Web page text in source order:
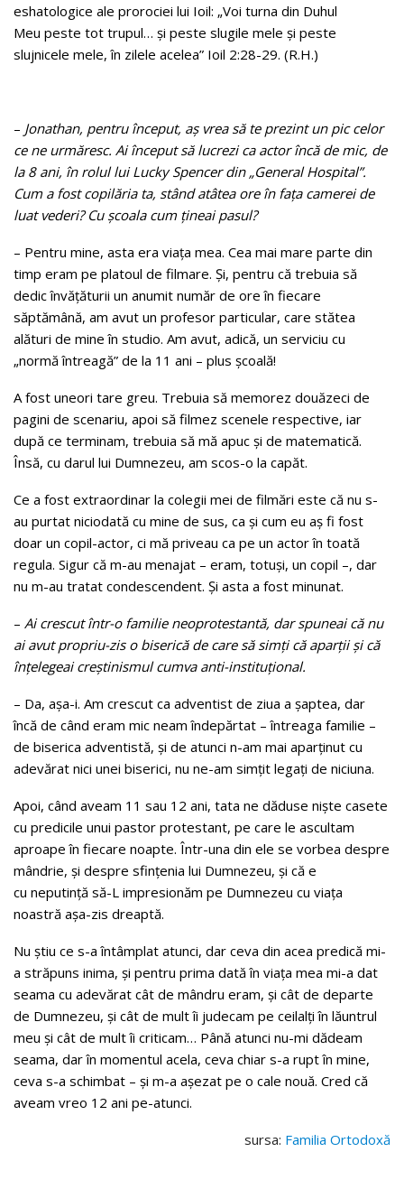
eshatologice ale prorociei lui Ioil: „Voi turna din Duhul
Meu peste tot trupul… şi peste slugile mele şi peste
slujnicele mele, în zilele acelea” Ioil 2:28-29. (R.H.)
– Jonathan, pentru început, aş vrea să te prezintun pic celor
ce ne urmăresc. Ai început să lucrezi ca actor încă de mic, de
la 8 ani, în rolullui Lucky Spencer din „General Hospital”.
Cum a fost copilăria ta, stând atâtea ore în faţa camereide
luat vederi? Cu şcoala cum ţineai pasul?
– Pentru mine, asta era viaţa mea. Cea mai mare parte din
timp eram pe platoul de filmare. Şi, pentru că trebuia să
dedic învăţăturii un anumit număr de ore în fiecare
săptămână, am avut un profesor particular, care stătea
alături de mine în studio. Am avut, adică, un serviciu cu
„normă întreagă” de la 11 ani – plus şcoală!
A fost uneori tare greu. Trebuia să memorez douăzeci de
pagini de scenariu, apoi să filmez scenele respective, iar
după ce terminam, trebuia să mă apuc şi de matematică.
Însă, cu darul lui Dumnezeu, am scos-o la capăt.
Ce a fost extraordinar la colegii mei de filmări este că nu s-
au purtat niciodată cu mine de sus, ca şi cum eu aş fi fost
doar un copil-actor, ci mă priveau ca pe un actor în toată
regula. Sigur că m-au menajat – eram, totuşi, un copil –, dar
nu m-au tratat condescendent. Şi asta a fost minunat.
– Ai crescut într-o familie neoprotestantă, dar spuneai că nu
ai avut propriu-zis o biserică de care să simţi că aparţii şi că
înţelegeai creştinismul cumva anti-instituţional.
– Da, aşa-i. Am crescut ca adventist de ziua a şaptea, dar
încă de când eram mic neam îndepărtat – întreaga familie –
de biserica adventistă, şi de atunci n-am mai aparţinut cu
adevărat nici unei biserici, nu ne-am simţit legaţi de niciuna.
Apoi, când aveam 11 sau 12 ani, tata ne dăduse nişte casete
cu predicile unui pastor protestant, pe care le ascultam
aproape în fiecare noapte. Într-una din ele se vorbea despre
mândrie, şi despre sfinţenia lui Dumnezeu, şi că e
cu neputinţă să-L impresionăm pe Dumnezeu cu viaţa
noastră aşa-zis dreaptă.
Nu ştiu ce s-a întâmplat atunci, dar ceva din acea predică mi-
a străpuns inima, şi pentru prima dată în viaţa mea mi-a dat
seama cu adevărat cât de mândru eram, şi cât de departe
de Dumnezeu, şi cât de mult îi judecam pe ceilalţi în lăuntrul
meu şi cât de mult îi criticam… Până atunci nu-mi dădeam
seama, dar în momentul acela, ceva chiar s-a rupt în mine,
ceva s-a schimbat – şi m-a aşezat pe o cale nouă. Cred că
aveam vreo 12 ani pe-atunci.
sursa: Familia Ortodoxă